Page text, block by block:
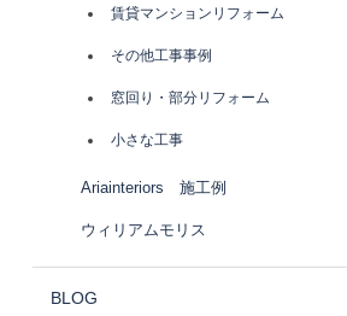
賃貸マンションリフォーム
その他工事事例
窓回り・部分リフォーム
小さな工事
Ariainteriors 施工例
ウィリアムモリス
BLOG